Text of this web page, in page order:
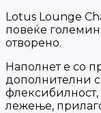
Lotus Lounge
повеќе
отворено.
Наполнет е со
дополнителни
лежење,